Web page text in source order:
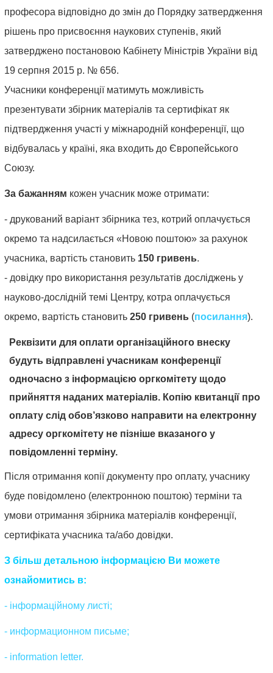
професора відповідно до змін до Порядку затвердження
рішень про присвоєння наукових ступенів, який
затверджено постановою Кабінету Міністрів України від
19 серпня 2015 р. № 656.
Учасники конференції матимуть можливість
презентувати збірник матеріалів та сертифікат як
підтвердження участі у міжнародній конференції, що
відбувалась у країні, яка входить до Європейського
Союзу.
За бажанням кожен учасник може отримати:
- друкований варіант збірника тез, котрий оплачується
окремо та надсилається «Новою поштою» за рахунок
учасника, вартість становить 150 гривень.
- довідку про використання результатів досліджень у
науково-дослідній темі Центру, котра оплачується
окремо, вартість становить250 гривень (посилання).
Реквізити для оплати організаційного внеску
будуть відправлені учасникам конференції
одночасно з інформацією оргкомітету щодо
прийняття наданих матеріалів. Копію квитанції про
оплату слід обов’язково направити на електронну
адресу оргкомітету не пізніше вказаного у
повідомленні терміну.
Після отримання копії документу про оплату, учаснику
буде повідомлено (електронною поштою) терміни та
умови отримання збірника матеріалів конференції,
сертифіката учасника та/або довідки.
З більш детальною інформацією Ви можете
ознайомитись в:
- інформаційному листі;
- информационном письме;
- information letter.
15.
Публічне
управління
та
адміністрування.
16.
Механізми
державного
управління.
17.
Державна
служба.
18.
Місцеве
самоврядування.
19.
Державне
управління
сфері
громадського
порядку.